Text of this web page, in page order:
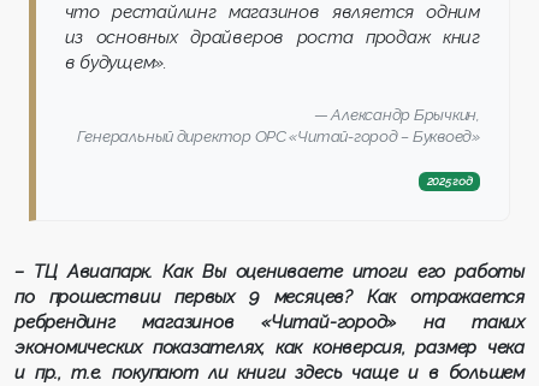
что рестайлинг магазинов является одним
из основных драйверов роста продаж книг
в будущем».
Александр Брычкин,
Генеральный директор ОРС «Читай-город – Буквоед»
2025 год
– ТЦ Авиапарк. Как Вы оцениваете итоги его работы
по прошествии первых 9 месяцев? Как отражается
ребрендинг магазинов «Читай-город» на таких
экономических показателях, как конверсия, размер чека
и пр., т.е. покупают ли книги здесь чаще и в большем